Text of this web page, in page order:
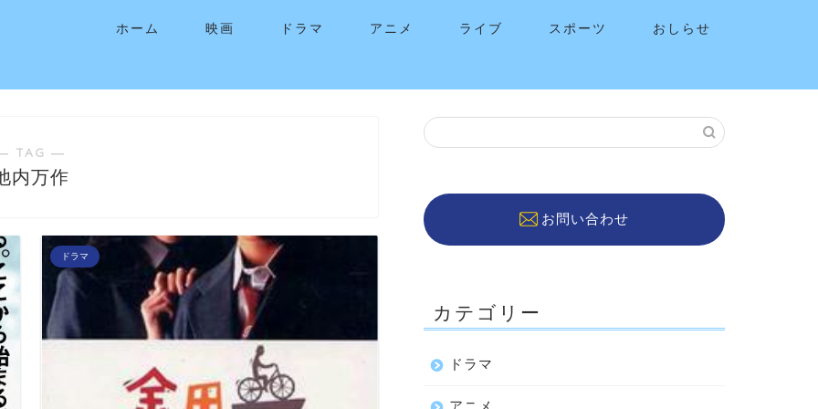
ホーム 映画 ドラマ アニメ ライブ スポーツ おしらせ
TAG ―
内万作
ドラマ
お問い合わせ
カテゴリー
ドラマ